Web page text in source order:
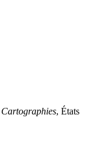
Cartographies, États